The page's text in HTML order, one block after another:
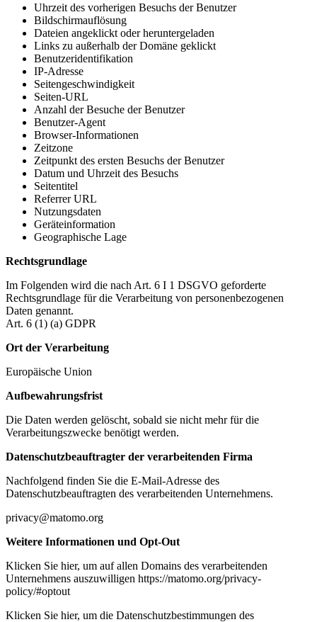
Uhrzeit des vorherigen Besuchs der Benutzer
Bildschirmauflösung
Dateien angeklickt oder heruntergeladen
Links zu außerhalb der Domäne geklickt
Benutzeridentifikation
IP-Adresse
Seitengeschwindigkeit
Seiten-URL
Anzahl der Besuche der Benutzer
Benutzer-Agent
Browser-Informationen
Zeitzone
Zeitpunkt des ersten Besuchs der Benutzer
Datum und Uhrzeit des Besuchs
Seitentitel
Referrer URL
Nutzungsdaten
Geräteinformation
Geographische Lage
Rechtsgrundlage
Im Folgenden wird die nach Art. 6 I 1 DSGVO geforderte
Rechtsgrundlage für die Verarbeitung von personenbezogenen
Daten genannt.
Art. 6 (1) (a) GDPR
Ort der Verarbeitung
Europäische Union
Aufbewahrungsfrist
Die Daten werden gelöscht, sobald sie nicht mehr für die
Verarbeitungszwecke benötigt werden.
Datenschutzbeauftragter der verarbeitenden Firma
Nachfolgend finden Sie die E-Mail-Adresse des
Datenschutzbeauftragten des verarbeitenden Unternehmens.
privacy@matomo.org
Weitere Informationen und Opt-Out
Klicken Sie hier, um auf allen Domains des verarbeitenden
Unternehmens auszuwilligen https://matomo.org/privacy-
policy/#optout
Klicken Sie hier, um die Datenschutzbestimmungen des